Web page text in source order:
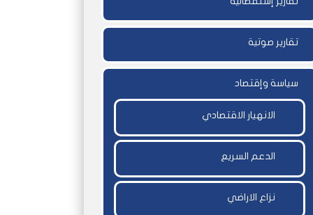
تقارير صوتية
سياسة وإقتصاد
الانهيار الاقتصادي
الدعم السريع
نزاع الاراضي